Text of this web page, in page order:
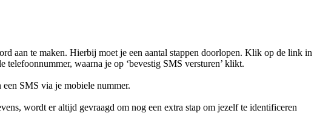
aan te maken. Hierbij moet je een aantal stappen doorlopen. Klik op de link in
waarna je op ‘bevestig SMS versturen’ klikt.
SMS via je mobiele nummer.
wordt er altijd gevraagd om nog een extra stap om jezelf te identificeren